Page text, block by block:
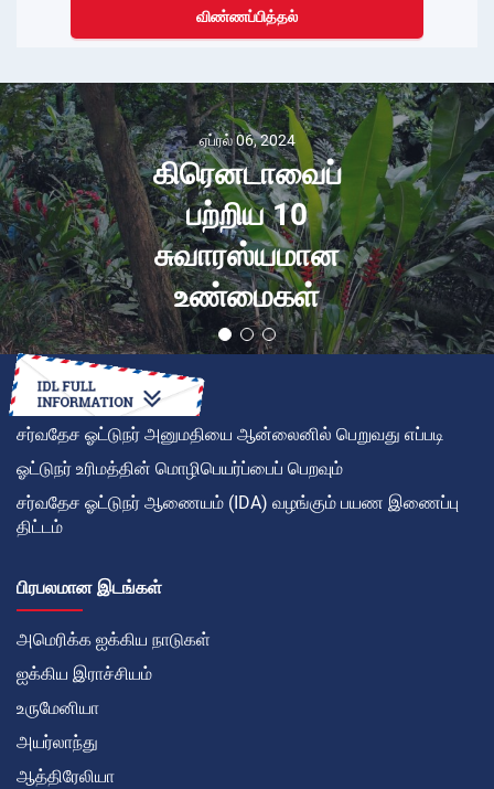
விண்ணப்பித்தல்
ஏப்ரல் 06, 2024
கிரெனடாவைப்
பற்றிய 10
சுவாரஸ்யமான
உண்மைகள்
சர்வதேச ஓட்டுநர் அனுமதியை ஆன்லைனில் பெறுவது எப்படி
ஓட்டுநர் உரிமத்தின் மொழிபெயர்ப்பைப் பெறவும்
சர்வதேச ஓட்டுநர் ஆணையம் (IDA) வழங்கும் பயண இணைப்பு
திட்டம்
பிரபலமான இடங்கள்
அமெரிக்க ஐக்கிய நாடுகள்
ஐக்கிய இராச்சியம்
உருமேனியா
அயர்லாந்து
ஆத்திரேலியா